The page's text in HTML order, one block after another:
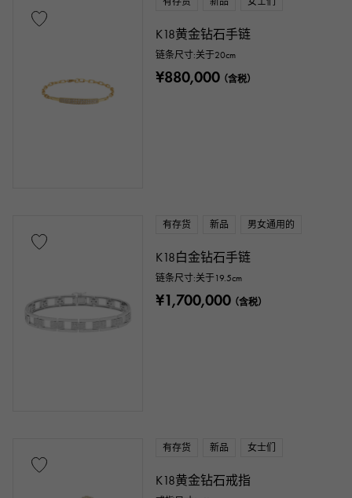
K18黄金钻石手链
链条尺寸:关于20cm
¥880,000（含税）
有存货 新品 男女通用的
K18白金钻石手链
链条尺寸:关于19.5cm
¥1,700,000（含税）
有存货 新品 女士们
K18黄金钻石戒指